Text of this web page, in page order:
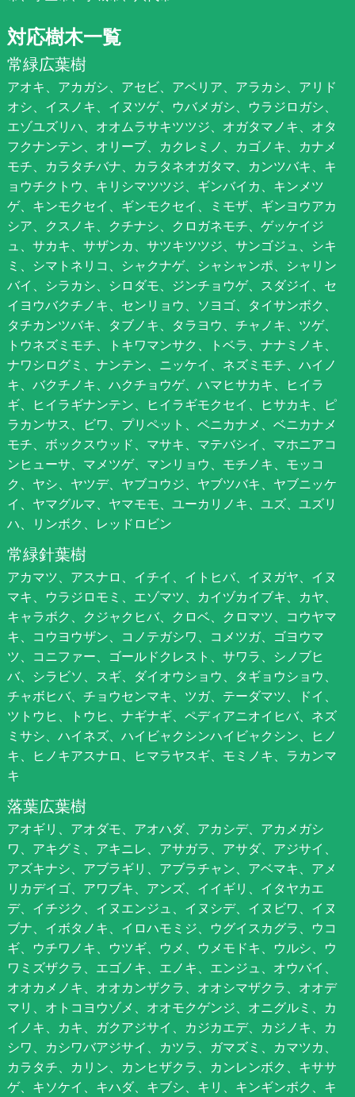
対応樹木一覧
常緑広葉樹
アオキ、アカガシ、アセビ、アベリア、アラカシ、アリド
オシ、イスノキ、イヌツゲ、ウバメガシ、ウラジロガシ、
エゾユズリハ、オオムラサキツツジ、オガタマノキ、オタ
フクナンテン、オリーブ、カクレミノ、カゴノキ、カナメ
モチ、カラタチバナ、カラタネオガタマ、カンツバキ、キ
ョウチクトウ、キリシマツツジ、ギンバイカ、キンメツ
ゲ、キンモクセイ、ギンモクセイ、ミモザ、ギンヨウアカ
シア、クスノキ、クチナシ、クロガネモチ、ゲッケイジ
ュ、サカキ、サザンカ、サツキツツジ、サンゴジュ、シキ
ミ、シマトネリコ、シャクナゲ、シャシャンポ、シャリン
バイ、シラカシ、シロダモ、ジンチョウゲ、スダジイ、セ
イヨウバクチノキ、センリョウ、ソヨゴ、タイサンボク、
タチカンツバキ、タブノキ、タラヨウ、チャノキ、ツゲ、
トウネズミモチ、トキワマンサク、トベラ、ナナミノキ、
ナワシログミ、ナンテン、ニッケイ、ネズミモチ、ハイノ
キ、バクチノキ、ハクチョウゲ、ハマヒサカキ、ヒイラ
ギ、ヒイラギナンテン、ヒイラギモクセイ、ヒサカキ、ピ
ラカンサス、ビワ、プリペット、ベニカナメ、ベニカナメ
モチ、ボックスウッド、マサキ、マテバシイ、マホニアコ
ンヒューサ、マメツゲ、マンリョウ、モチノキ、モッコ
ク、ヤシ、ヤツデ、ヤブコウジ、ヤブツバキ、ヤブニッケ
イ、ヤマグルマ、ヤマモモ、ユーカリノキ、ユズ、ユズリ
ハ、リンボク、レッドロビン
常緑針葉樹
アカマツ、アスナロ、イチイ、イトヒバ、イヌガヤ、イヌ
マキ、ウラジロモミ、エゾマツ、カイヅカイブキ、カヤ、
キャラボク、クジャクヒバ、クロベ、クロマツ、コウヤマ
キ、コウヨウザン、コノテガシワ、コメツガ、ゴヨウマ
ツ、コニファー、ゴールドクレスト、サワラ、シノブヒ
バ、シラビソ、スギ、ダイオウショウ、タギョウショウ、
チャボヒバ、チョウセンマキ、ツガ、テーダマツ、ドイ、
ツトウヒ、トウヒ、ナギナギ、ペディアニオイヒバ、ネズ
ミサシ、ハイネズ、ハイビャクシンハイビャクシン、ヒノ
キ、ヒノキアスナロ、ヒマラヤスギ、モミノキ、ラカンマ
キ
落葉広葉樹
アオギリ、アオダモ、アオハダ、アカシデ、アカメガシ
ワ、アキグミ、アキニレ、アサガラ、アサダ、アジサイ、
アズキナシ、アブラギリ、アブラチャン、アベマキ、アメ
リカデイゴ、アワブキ、アンズ、イイギリ、イタヤカエ
デ、イチジク、イヌエンジュ、イヌシデ、イヌビワ、イヌ
ブナ、イボタノキ、イロハモミジ、ウグイスカグラ、ウコ
ギ、ウチワノキ、ウツギ、ウメ、ウメモドキ、ウルシ、ウ
ワミズザクラ、エゴノキ、エノキ、エンジュ、オウバイ、
オオカメノキ、オオカンザクラ、オオシマザクラ、オオデ
マリ、オトコヨウゾメ、オオモクゲンジ、オニグルミ、カ
イノキ、カキ、ガクアジサイ、カジカエデ、カジノキ、カ
シワ、カシワバアジサイ、カツラ、ガマズミ、カマツカ、
カラタチ、カリン、カンヒザクラ、カンレンボク、キササ
ゲ、キソケイ、キハダ、キブシ、キリ、キンギンボク、キ